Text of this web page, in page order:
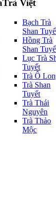
Trà Việt
Bạch Trà
Shan
Hồng Trà
Shan
Lục Trà
Tuyết
Trà Ô
Trà Shan
Tuyết
Trà Thái
Nguyên
Trà Thảo
Mộc